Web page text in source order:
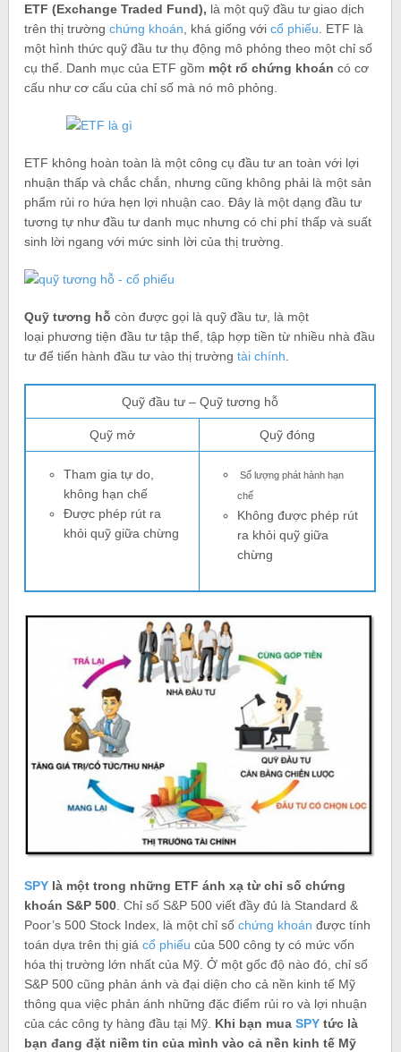
ETF (Exchange Traded Fund), là một quỹ đầu tư giao dịch
trên thị trườngchứng khoán , khá giống vớicổ phiếu . ETF là
một hình thức quỹ đầu tư thụ động mô phỏng theo một chỉ số
cụ thể. Danh mục của ETF gồm một rổ chứng khoán có cơ
cấu như cơ cấu của chỉ số mà nó mô phỏng.
ETF không hoàn toàn là một công cụ đầu tư an toàn với lợi
nhuận thấp và chắc chắn, nhưng cũng không phải là một sản
phẩm rủi ro hứa hẹn lợi nhuận cao. Đây là một dạng đầu tư
tương tự như đầu tư danh mục nhưng có chi phí thấp và suất
sinh lời ngang với mức sinh lời của thị trường.
Quỹ tương hỗ còn được gọi là quỹ đầu tư, là một
loại phương tiện đầu tư tập thể, tập hợp tiền từ nhiều nhà đầu
tư để tiến hành đầu tư vào thị trườngtài chính
Quỹ đầu tư – Quỹ tương hỗ
Quỹ mở Quỹ đóng
Tham gia tự do,
không hạn chế
Được phép rút ra
khỏi quỹ giữa chừng
Số lượng phát hành hạn
chế
Không được phép rút
ra khỏi quỹ giữa
chừng
SPY là một trong những ETF ánh xạ từ chỉ số chứng
khoán S&P 500. Chỉ số S&P 500 viết đầy đủ là Standard &
Poor’s 500 Stock Index, là một chỉ sốchứng khoán được tính
toán dựa trên thị giácổ phiếu của 500 công ty có mức vốn
hóa thị trường lớn nhất của Mỹ. Ở một gốc độ nào đó, chỉ số
S&P 500 cũng phản ánh và đại diện cho cả nền kinh tế Mỹ
thông qua việc phản ánh những đặc điểm rủi ro và lợi nhuận
của các công ty hàng đầu tại Mỹ. Khi bạn muaSPY tức là
bạn đang đặt niềm tin của mình vào cả nền kinh tế Mỹ